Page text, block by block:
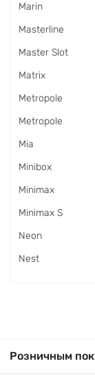
Marin
Masterline
Master Slot
Matrix
Metropole
Metropole
Mia
Minibox
Minimax
Minimax S
Neon
Nest
Розничным